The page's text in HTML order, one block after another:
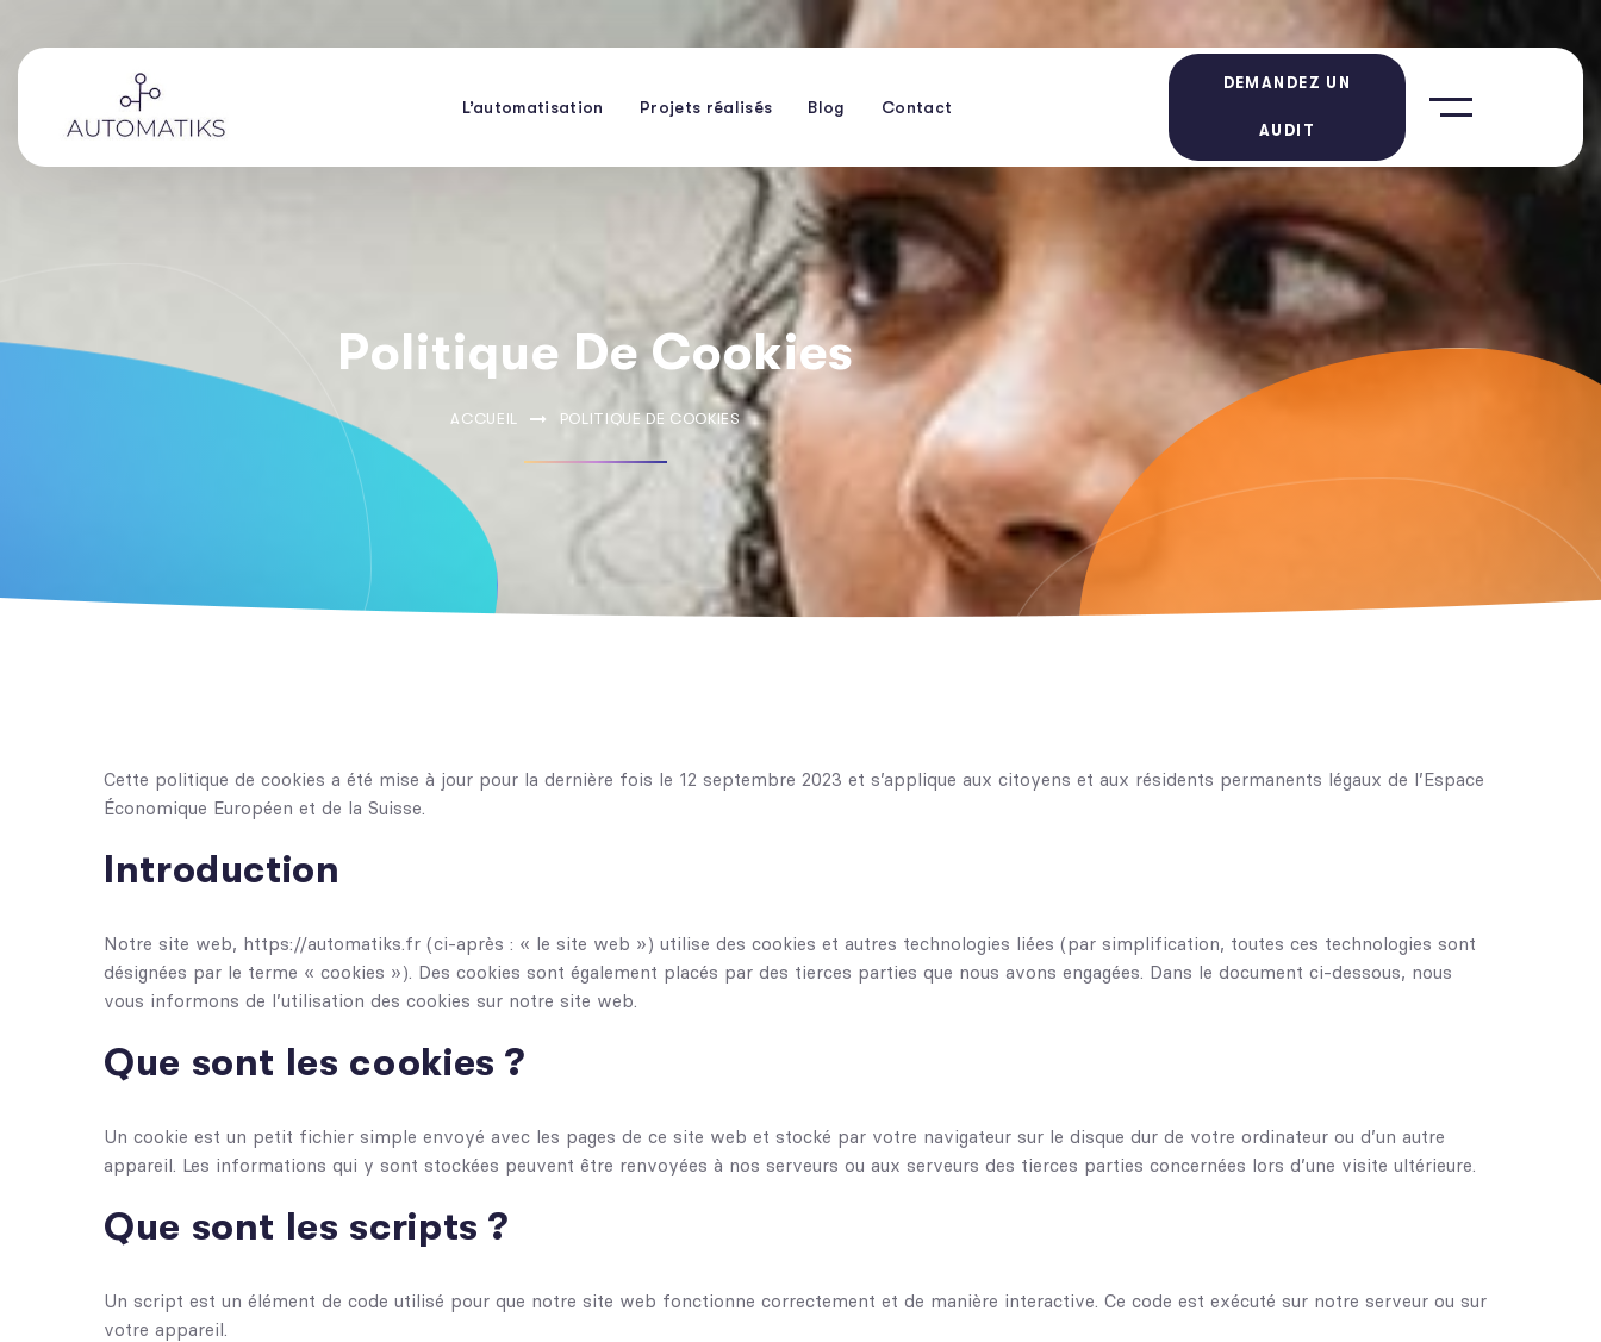
L’automatisation Projets réalisés Blog Contact
DEMANDEZ UN
AUDIT
Politique De Cookies
ACCUEIL POLITIQUE DE COOKIES
Cette politique de cookies a été mise à jour pour la dernière fois le 12 septembre 2023 et s’applique aux citoyens et aux résidents permanents légaux de l’Espace
Économique Européen et de la Suisse.
Introduction
Notre site web, https://automatiks.fr (ci-après : « le site web ») utilise des cookies et autres technologies liées (par simplification, toutes ces technologies sont
désignées par le terme « cookies »). Des cookies sont également placés par des tierces parties que nous avons engagées. Dans le document ci-dessous, nous
vous informons de l’utilisation des cookies sur notre site web.
Que sont les cookies ?
Un cookie est un petit fichier simple envoyé avec les pages de ce site web et stocké par votre navigateur sur le disque dur de votre ordinateur ou d’un autre
appareil. Les informations qui y sont stockées peuvent être renvoyées à nos serveurs ou aux serveurs des tierces parties concernées lors d’une visite ultérieure.
Que sont les scripts ?
Un script est un élément de code utilisé pour que notre site web fonctionne correctement et de manière interactive. Ce code est exécuté sur notre serveur ou sur
votre appareil.